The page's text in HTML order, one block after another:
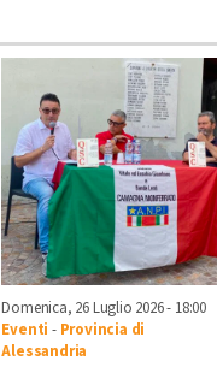
Domenica, 26 Luglio 2026 - 18:00
Eventi - Provincia di
Alessandria